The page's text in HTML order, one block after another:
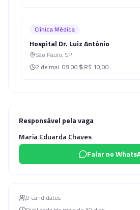
Clínica Médica
Hospital Dr. Luiz Antônio
São Paulo, SP
2 de mai. 08:00 R$ 10,00
Responsável pela vaga
Maria Eduarda Chaves
Falar no
0 candidatos